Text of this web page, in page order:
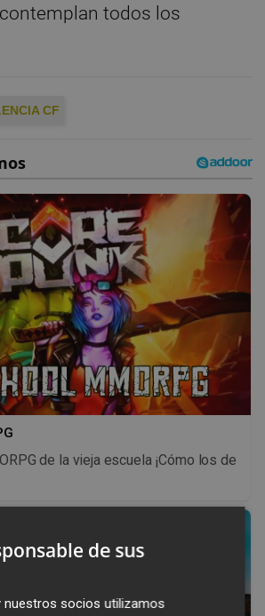
todos los
CF
de la vieja escuela ¡Cómo los de
de sus
nuestros socios utilizamos